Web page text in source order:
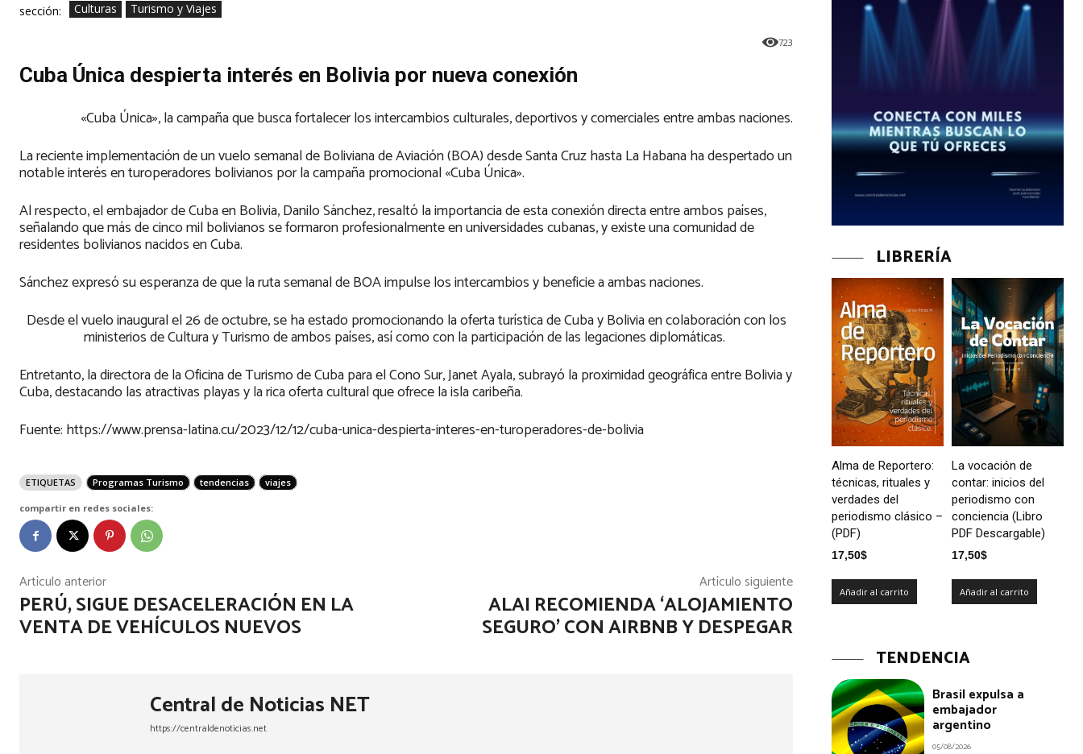
sección: Culturas Turismo y Viajes
723
Cuba Única despierta interés en Bolivia por nueva conexión
«Cuba Única», la campaña que busca fortalecer los intercambios culturales, deportivos y comerciales entre ambas naciones.
La reciente implementación de un vuelo semanal de Boliviana de Aviación (BOA) desde Santa Cruz hasta La Habana ha despertado un
notable interés en turoperadores bolivianos por la campaña promocional «Cuba Única».
Al respecto, el embajador de Cuba en Bolivia, Danilo Sánchez, resaltó la importancia de esta conexión directa entre ambos países,
señalando que más de cinco mil bolivianos se formaron profesionalmente en universidades cubanas, y existe una comunidad de
residentes bolivianos nacidos en Cuba.
Sánchez expresó su esperanza de que la ruta semanal de BOA impulse los intercambios y beneficie a ambas naciones.
Desde el vuelo inaugural el 26 de octubre, se ha estado promocionando la oferta turística de Cuba y Bolivia en colaboración con los
ministerios de Cultura y Turismo de ambos países, así como con la participación de las legaciones diplomáticas.
Entretanto, la directora de la Oficina de Turismo de Cuba para el Cono Sur, Janet Ayala, subrayó la proximidad geográfica entre Bolivia y
Cuba, destacando las atractivas playas y la rica oferta cultural que ofrece la isla caribeña.
Fuente: https://www.prensa-latina.cu/2023/12/12/cuba-unica-despierta-interes-en-turoperadores-de-bolivia
ETIQUETAS Programas Turismo tendencias viajes
compartir en redes sociales:
Artículo anterior
PERÚ, SIGUE DESACELERACIÓN EN LA
VENTA DE VEHÍCULOS NUEVOS
Artículo siguiente
ALAI RECOMIENDA ‘ALOJAMIENTO
SEGURO’ CON AIRBNB Y DESPEGAR
Central de Noticias NET
https://centraldenoticias.net
LIBRERÍA
Alma de Reportero:
técnicas, rituales y
verdades del
periodismo clásico –
(PDF)
17,50$
Añadir al carrito
La vocación de
contar: inicios del
periodismo con
conciencia (Libro
PDF Descargable)
17,50$
Añadir al carrito
TENDENCIA
Brasil expulsa a
embajador
argentino
05/08/2026